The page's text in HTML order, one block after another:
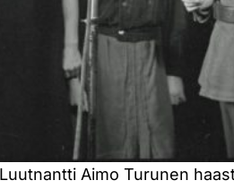
Aimo Turunen